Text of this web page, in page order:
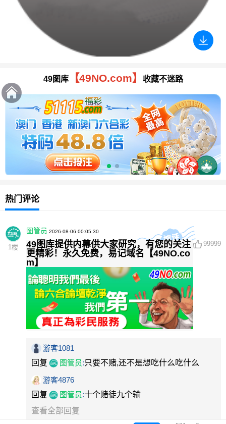
49图库【49NO.com】 收藏不迷路
热门评论
1 楼
图管员 2026-08-06 00:05:30
49图库提供内幕供大家研究，有您的关注
更精彩！永久免费，易记域名【49NO.co
m】
99999
游客1081
回复
图管员:只要不赌,还不是想吃什么吃什么
游客4876
回复
图管员:十个赌徒九个输
查看全部回复